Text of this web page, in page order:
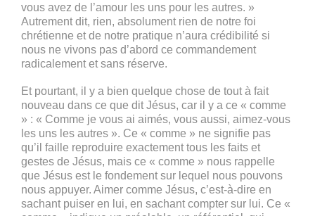
vous avez de l’amour les uns pour les autres. »
Autrement dit, rien, absolument rien de notre foi
chrétienne et de notre pratique n’aura crédibilité si
nous ne vivons pas d’abord ce commandement
radicalement et sans réserve.
Et pourtant, il y a bien quelque chose de tout à fait
nouveau dans ce que dit Jésus, car il y a ce « comme
» : « Comme je vous ai aimés, vous aussi, aimez-vous
les uns les autres ». Ce « comme » ne signifie pas
qu’il faille reproduire exactement tous les faits et
gestes de Jésus, mais ce « comme » nous rappelle
que Jésus est le fondement sur lequel nous pouvons
nous appuyer. Aimer comme Jésus, c’est-à-dire en
sachant puiser en lui, en sachant compter sur lui. Ce «